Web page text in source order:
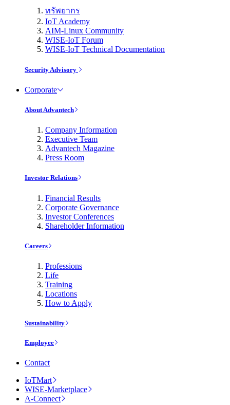
ทรัพยากร
IoT Academy
AIM-Linux Community
WISE-IoT Forum
WISE-IoT Technical Documentation
Security Advisory
Corporate
About Advantech
Company Information
Executive Team
Advantech Magazine
Press Room
Investor Relations
Financial Results
Corporate Governance
Investor Conferences
Shareholder Information
Careers
Professions
Life
Training
Locations
How to Apply
Sustainability
Employee
Contact
IoTMart
WISE-Marketplace
A-Connect